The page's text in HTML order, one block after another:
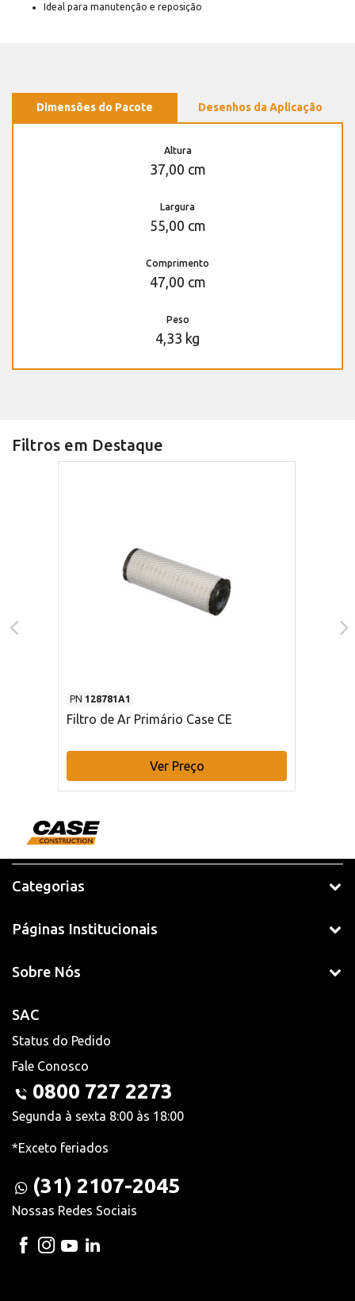
Ideal para manutenção e reposição
Dimensões do Pacote Desenhos da Aplicação
Altura
37,00 cm
Largura
55,00 cm
Comprimento
47,00 cm
Peso
4,33 kg
Filtros em Destaque
PN 128781A1
Filtro de Ar Primário Case CE
Ver Preço
Categorias
Páginas Institucionais
Sobre Nós
SAC
Status do Pedido
Fale Conosco
0800 727 2273
Segunda à sexta 8:00 às 18:00
*Exceto feriados
(31) 2107-2045
Nossas Redes Sociais